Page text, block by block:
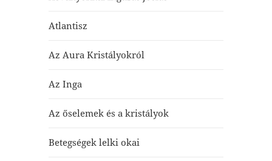
Atlantisz
Az Aura Kristályokról
Az Inga
Az őselemek és a kristályok
Betegségek lelki okai